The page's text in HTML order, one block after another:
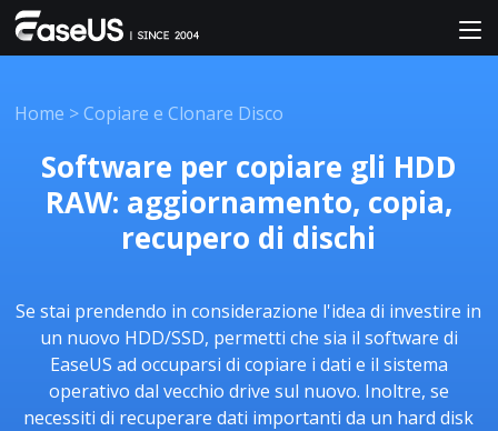
Home >Copiare e Clonare Disco
Software per copiare gli HDD
RAW: aggiornamento, copia,
recupero di dischi
Se stai prendendo in considerazione l'idea di investire in
un nuovo HDD/SSD, permetti che sia il software di
EaseUS ad occuparsi di copiare i dati e il sistema
operativo dal vecchio drive sul nuovo. Inoltre, se
necessiti di recuperare dati importanti da un hard disk